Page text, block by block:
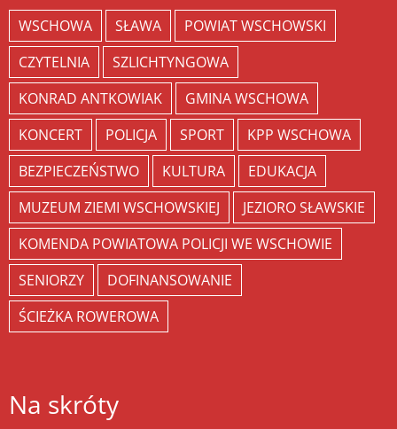
WSCHOWA SŁAWA
POWIAT WSCHOWSKI
CZYTELNIA
SZLICHTYNGOWA
KONRAD ANTKOWIAK
GMINA WSCHOWA
KONCERT
POLICJA SPORT
KPP WSCHOWA
BEZPIECZEŃSTWO
KULTURA
EDUKACJA
MUZEUM ZIEMI WSCHOWSKIEJ
JEZIORO SŁAWSKIE
KOMENDA POWIATOWA POLICJI WE WSCHOWIE
SENIORZY
DOFINANSOWANIE
ŚCIEŻKA ROWEROWA
Na skróty